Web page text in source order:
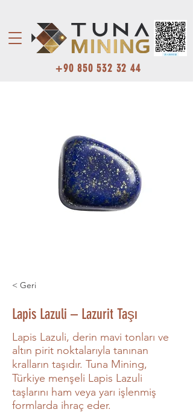
+90 850 532 32 44
< Geri
Lapis Lazuli – Lazurit Taşı
Lapis Lazuli, derin mavi tonları ve
altın pirit noktalarıyla tanınan
kralların taşıdır. Tuna Mining,
Türkiye menşeli Lapis Lazuli
taşlarını ham veya yarı işlenmiş
formlarda ihraç eder.